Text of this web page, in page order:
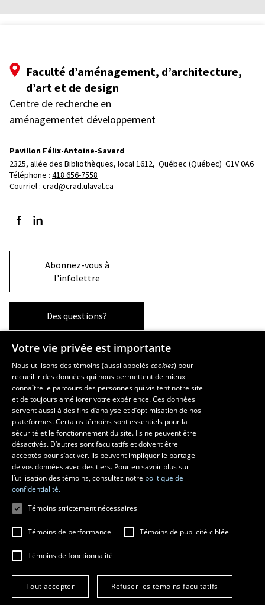
Faculté d’aménagement, d’architecture,
d’art et de design
Centre de recherche en
aménagementet développement
Pavillon Félix-Antoine-Savard
2325, allée des Bibliothèques, local 1612, Québec (Québec)  G1V 0A6
Téléphone : 418 656-7558
Courriel : crad@crad.ulaval.ca
Suivez-nous sur Facebook
Suivez-nous sur LinkedIn
Abonnez-vous à
l'infolettre
Des questions?
La Faculté et ses écoles
Faculté d’aménagement, d’architecture, d’art et de design
École d’art
École supérieure d’aménagement du territoire et de développement
régional
École d’architecture
École de design
© 2026 Université Laval
Tous droits réservés
Conditions générales d'utilisation
Fraude en ligne
Votre vie privée est importante
Nous utilisons des témoins (aussi appeléscookies) pour
recueillir des données qui nous permettent de mieux
connaître le parcours des personnes qui visitent notre site
et de toujours améliorer votre expérience. Ces données
servent aussi à des fins d’analyse et d’optimisation de nos
plateformes. Certains témoins sont essentiels pour la
sécurité et le fonctionnement du site. Ils ne peuvent être
désactivés. D’autres sont facultatifs et doivent être
acceptés pour s’activer. Ils peuvent impliquer le partage
de vos données avec des tiers. Pour en savoir plus sur
l’utilisation des témoins, consultez notre politique de
confidentialité.
Témoins strictement nécessaires
Témoins de performance Témoins de publicité ciblée
Témoins de fonctionnalité
Tout accepter Refuser les témoins facultatifs